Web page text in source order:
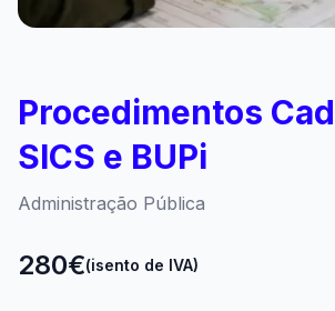
Procedimentos
SICS e BUPi
Administração Pública
280€(isento de IVA)